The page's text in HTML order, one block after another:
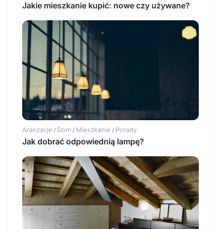
Jakie mieszkanie kupić: nowe czy używane?
Aranżacje / Dom / Mieszkanie / Porady
Jak dobrać odpowiednią lampę?